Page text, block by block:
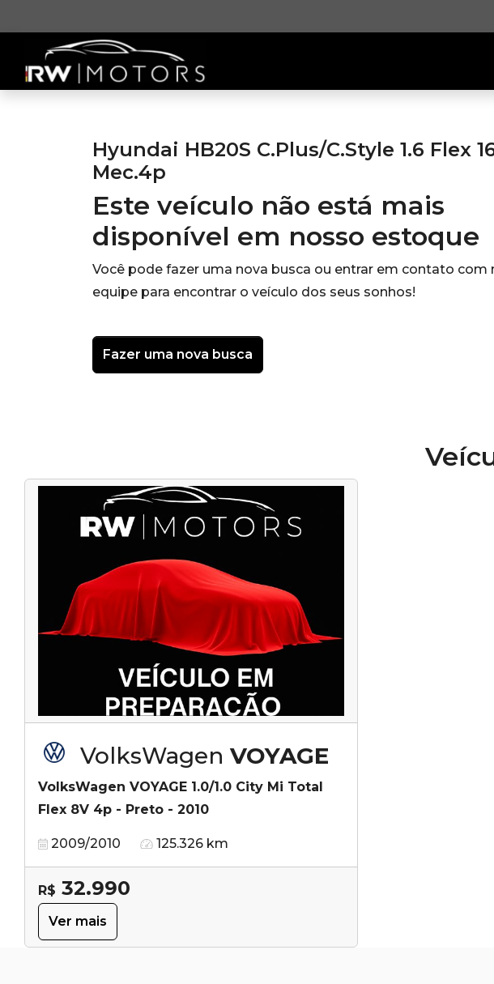
Hyundai HB20S C.Plus/C.Style 1.6 Flex
Mec.4p
Este veículo não está mais
disponível em nosso estoque
Você pode fazer uma nova busca ou entrar em contato com
equipe para encontrar o veículo dos seus sonhos!
Fazer uma nova busca
VolksWagen VOYAGE
VolksWagen VOYAGE 1.0/1.0 City Mi Total
Flex 8V 4p - Preto - 2010
2009/2010 125.326 km
R$ 32.990
Ver mais